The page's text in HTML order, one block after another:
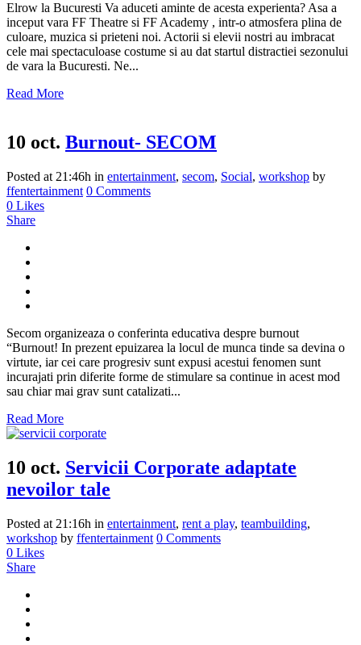
Elrow la Bucuresti Va aduceti aminte de acesta experienta? Asa a
inceput vara FF Theatre si FF Academy , intr-o atmosfera plina de
culoare, muzica si prieteni noi. Actorii si elevii nostri au imbracat
cele mai spectaculoase costume si au dat startul distractiei sezonului
de vara la Bucuresti. Ne...
Read More
10 oct. Burnout- SECOM
Posted at 21:46h in entertainment, secom, Social, workshop by
ffentertainment 0 Comments
0 Likes
Share
Secom organizeaza o conferinta educativa despre burnout
“Burnout! In prezent epuizarea la locul de munca tinde sa devina o
virtute, iar cei care progresiv sunt expusi acestui fenomen sunt
incurajati prin diferite forme de stimulare sa continue in acest mod
sau chiar mai grav sunt catalizati...
Read More
10 oct. Servicii Corporate adaptate
nevoilor tale
Posted at 21:16h in entertainment, rent a play, teambuilding,
workshop by ffentertainment 0 Comments
0 Likes
Share